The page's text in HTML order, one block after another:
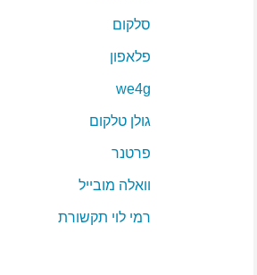
סלקום
פלאפון
we4g
גולן טלקום
פרטנר
וואלה מובייל
רמי לוי תקשורת